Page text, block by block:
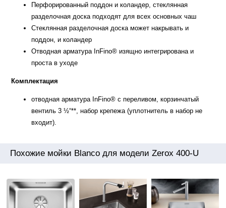
Перфорированный поддон и коландер, стеклянная
разделочная доска подходят для всех основных чаш
Стеклянная разделочная доска может накрывать и
поддон, и коландер
Отводная арматура InFino® изящно интегрирована и
проста в уходе
Комплектация
отводная арматура InFino® с переливом, корзинчатый
вентиль 3 ½“**, набор крепежа (уплотнитель в набор не
входит).
Похожие мойки Blanco для модели Zerox 400-U